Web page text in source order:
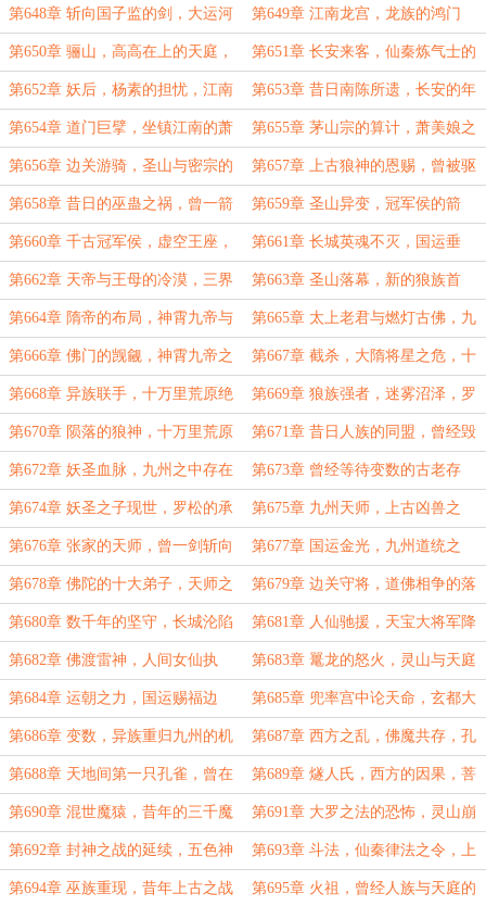
盛世，大运河的隐患！ 亲，龙王纳妾！
第648章 斩向国子监的剑，大运河
之南，龙族登场！
第649章 江南龙宫，龙族的鸿门
宴，青莲居士的酒！
第650章 骊山，高高在上的天庭，
疯狂的佛陀！
第651章 长安来客，仙秦炼气士的
传承，曾为始皇帝谋士！
第652章 妖后，杨素的担忧，江南
世家最后的底蕴
第653章 昔日南陈所遗，长安的年
轻将军，大隋十二卫！
第654章 道门巨擘，坐镇江南的萧
美娘，程家底蕴！
第655章 茅山宗的算计，萧美娘之
劫，紫微帝星下江南！
第656章 边关游骑，圣山与密宗的
图谋，上古狼王归来！
第657章 上古狼神的恩赐，曾被驱
逐出九州，仙神之罪！
第658章 昔日的巫蛊之祸，曾一箭
射杀天上帝君！
第659章 圣山异变，冠军侯的箭
术，神霄帝君之威！
第660章 千古冠军侯，虚空王座，
边关烽火到来！
第661章 长城英魂不灭，国运垂
临，大隋将星！
第662章 天帝与王母的冷漠，三界
之乱，神霄帝君陨落！
第663章 圣山落幕，新的狼族首
领，十万里荒原之变！
第664章 隋帝的布局，神霄九帝与
太乙救苦天尊，玄都劝斗！
第665章 太上老君与燃灯古佛，九
州是个局，仙神皆入陷！
第666章 佛门的觊觎，神霄九帝之
威，天帝与王母！
第667章 截杀，大隋将星之危，十
万里荒原的异族！
第668章 异族联手，十万里荒原绝
境，神秘女子！
第669章 狼族强者，迷雾沼泽，罗
松决然赴死的意志！
第670章 陨落的狼神，十万里荒原
禁地，国运之力！
第671章 昔日人族的同盟，曾经毁
灭九州的灾劫，北方妖族！
第672章 妖圣血脉，九州之中存在
的变数，三界浩劫由来！
第673章 曾经等待变数的古老存
在，妖圣执念，生命禁区！
第674章 妖圣之子现世，罗松的承
诺，九州散修！
第675章 九州天师，上古凶兽之
威，引天雷落人间！
第676章 张家的天师，曾一剑斩向
西方，僧人拦路！
第677章 国运金光，九州道统之
争，异族的图谋！
第678章 佛陀的十大弟子，天师之
祖降临，人教赦令！
第679章 边关守将，道佛相争的落
幕，边关告急！
第680章 数千年的坚守，长城沦陷
之日，西域大军！
第681章 人仙驰援，天宝大将军降
临边关，西域之殇！
第682章 佛渡雷神，人间女仙执
剑，佛陀也要低眉，灵山出手！
第683章 鼍龙的怒火，灵山与天庭
的约定，天帝落目人间！
第684章 运朝之力，国运赐福边
关，如来闭关，老君警告！
第685章 兜率宫中论天命，玄都大
法师的猜测，群仙大会！
第686章 变数，异族重归九州的机
会，妖圣后裔与巫族后裔！
第687章 西方之乱，佛魔共存，孔
雀大明王的存在！
第688章 天地间第一只孔雀，曾在
长安传法，燧人氏将至灵山！
第689章 燧人氏，西方的因果，菩
提祖师要救猴子！
第690章 混世魔猿，昔年的三千魔
神，燧人氏驾临灵山！
第691章 大罗之法的恐怖，灵山崩
塌，西方之劫在今日！
第692章 封神之战的延续，五色神
光，仙秦八法！
第693章 斗法，仙秦律法之令，上
古巫族秘术！
第694章 巫族重现，昔年上古之战 第695章 火祖，曾经人族与天庭的